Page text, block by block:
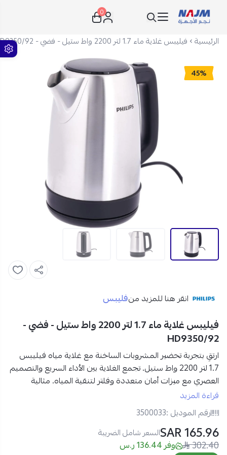
نجم الأجهزة
0
الرئيسية فيليبس غلاية ماء 1.7 لتر 2200 واط ستيل - فضي - HD9350/92
45%
انقر هنا للمزيد منفليبس
فيليبس غلاية ماء 1.7 لتر 2200 واط ستيل - فضي -
HD9350/92
ارتقِ بتجربة تحضير المشروبات الساخنة مع غلاية مياه فيليبس
1.7 لتر 2200 واط ستيل
. تجمع الغلاية بين الأداء السريع والتصميم
العصري مع ميزاتأمان متعددة وفلتر لتنقية المياه. مثالية
للاستخدام اليومي في المنزل أو المكتب بفضل متانتها وكفاءتها
العالية.
نجم:
قراءة المزيد
رقم الموديل :3500033
165.96 SAR السعر شامل الضريبة
302.40 وفر 136.44 ر.س